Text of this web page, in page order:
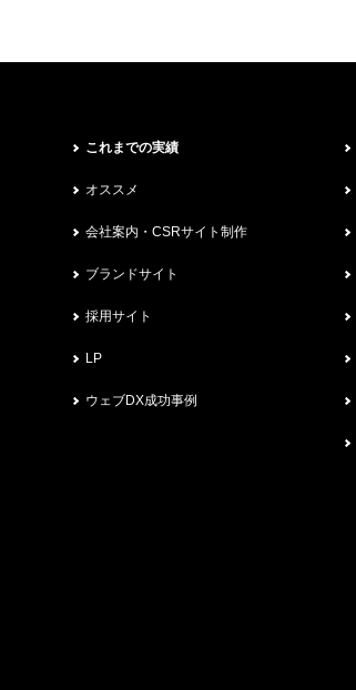
これまでの実績
オススメ
会社案内・CSRサイト制作
ブランドサイト
採用サイト
LP
ウェブDX成功事例